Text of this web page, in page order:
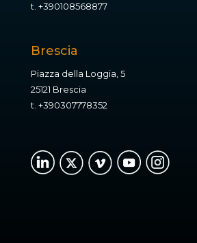
t. +390108568877
Brescia
Piazza della Loggia, 5
25121 Brescia
t. +390307778352